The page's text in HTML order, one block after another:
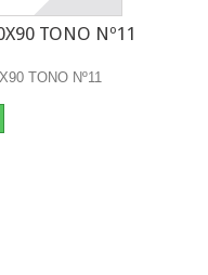
TONO Nº11
TONO Nº11